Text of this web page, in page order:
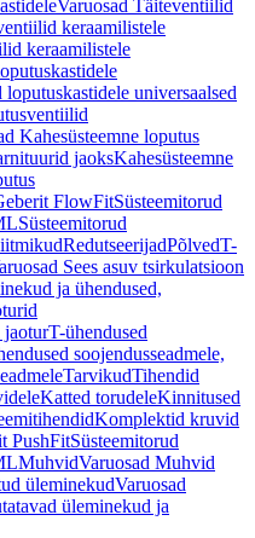
Varuosad Täiteventiilid
keraamilistele
keraamilistele
universaalsed
Kahesüsteemne loputus
jaoksKahesüsteemne
FlowFitSüsteemitorud
Süsteemitorud
RedutseerijadPõlvedT-
Sees asuv tsirkulatsioon
ja ühendused,
jaoturT-ühendused
soojendusseadmele,
TarvikudTihendid
Katted torudeleKinnitused
Komplektid kruvid
PushFitSüsteemitorud
MuhvidVaruosad Muhvid
üleminekudVaruosad
üleminekud ja